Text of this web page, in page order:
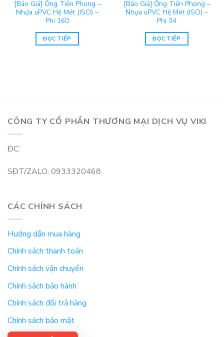
[Báo Giá] Ống Tiền Phong –
Nhựa uPVC Hệ Mét (ISO) –
Phi 160
ĐỌC TIẾP
[Báo Giá] Ống Tiền Phong –
Nhựa uPVC Hệ Mét (ISO) –
Phi 34
ĐỌC TIẾP
CÔNG TY CỔ PHẦN THƯƠNG MẠI DỊCH VỤ VIKI
ĐC:
SĐT/ZALO: 0933320468
CÁC CHÍNH SÁCH
Hướng dẫn mua hàng
Chính sách thanh toán
Chính sách vận chuyển
Chính sách bảo hành
Chính sách đổi trả hàng
Chính sách bảo mật